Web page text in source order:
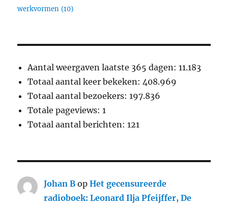
werkvormen (10)
Aantal weergaven laatste 365 dagen:11.183
Totaal aantal keer bekeken: 408.969
Totaal aantal bezoekers:197.836
Totale pageviews:1
Totaal aantal berichten:121
Johan B opHet gecensureerde
radioboek: Leonard Ilja Pfeijffer, De